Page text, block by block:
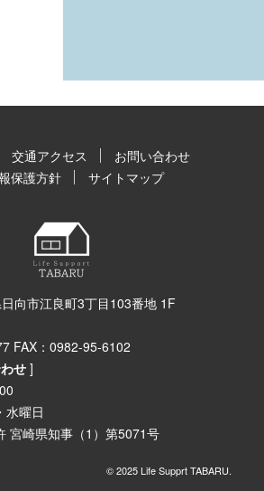
交通アクセス
お問い合わせ
保護方針
サイトマップ
向市江良町3丁目103番地 1F
FAX：0982-95-6102
せ]
水曜日
宮崎県知事（1）第5071号
© 2025 Life Supprt TABARU.